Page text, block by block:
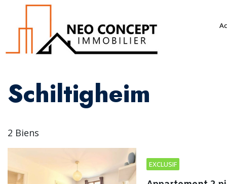
Schiltigheim
2 Biens
EXCLUSIF